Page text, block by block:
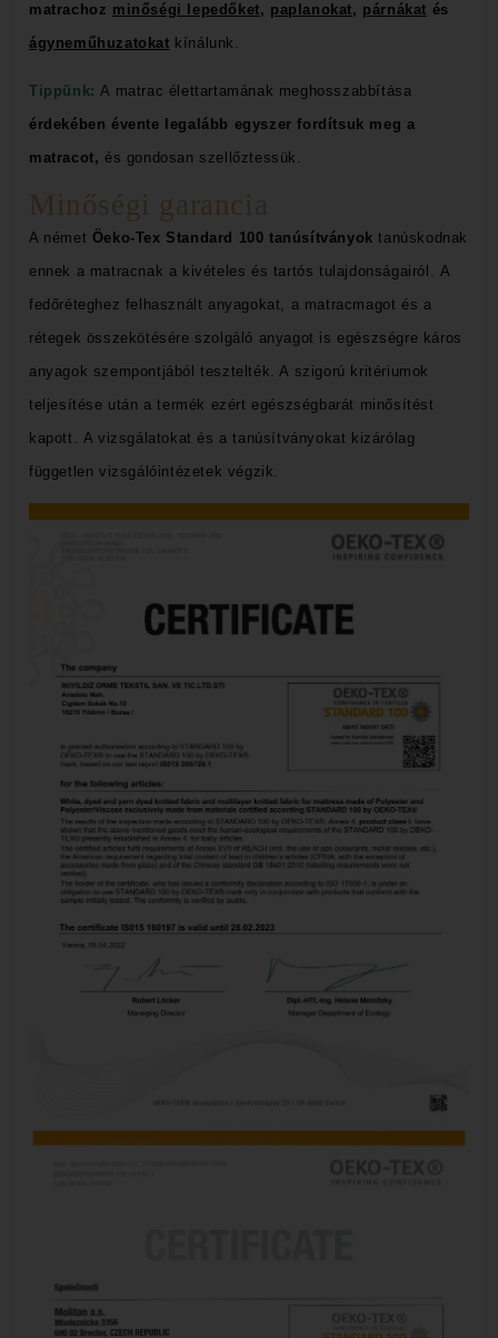
matrachoz minőségi lepedőket, paplanokat, párnákat és
ágyneműhuzatokat kínálunk .
Tippünk: A matrac élettartamának meghosszabbítása
érdekében évente legalább egyszer fordítsuk meg a
matracot, és gondosan szellőztessük.
Minőségi garancia
A német Öeko-Tex Standard 100 tanúsítványok tanúskodnak
ennek a matracnak a kivételes és tartós tulajdonságairól . A
fedőréteghez felhasznált anyagokat, a matracmagot és a
rétegek összekötésére szolgáló anyagot is egészségre káros
anyagok szempontjából tesztelték.A szigorú kritériumok
teljesítése után a termék ezért egészségbarát minősítést
kapott . A vizsgálatokat és a tanúsítványokat kizárólag
független vizsgálóintézetek végzik.